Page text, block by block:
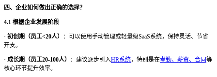
四、企业如何做出正确的选择？
4.1 根据企业发展阶段
· 初创期（员工<20人） ：可以使用手动管理或轻量级SaaS系统，保持灵活、节省
开支。
· 成长期（员工20-100人） ：建议逐步引入HR系统，特别是在考勤、薪资、合同 等
核心环节提升效率。